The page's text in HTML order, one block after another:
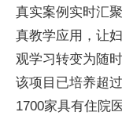
真实案例实时汇
真教学应用，让
观学习转变为随
该项目已培养超
1700家具有住院